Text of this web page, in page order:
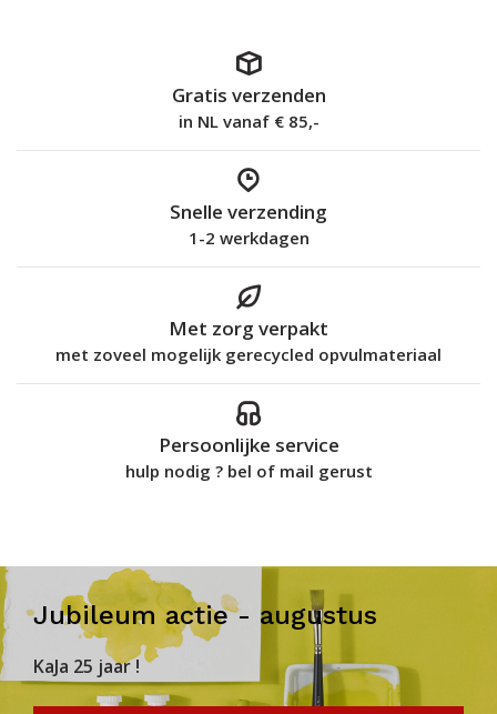
Gratis verzenden
in NL vanaf € 85,-
Snelle verzending
1-2 werkdagen
Met zorg verpakt
met zoveel mogelijk gerecycled opvulmateriaal
Persoonlijke service
hulp nodig ? bel of mail gerust
Jubileum actie - augustus
KaJa 25 jaar !